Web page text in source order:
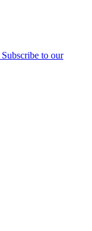
Subscribe to our